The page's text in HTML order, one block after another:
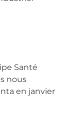
Santé
nous
en janvier